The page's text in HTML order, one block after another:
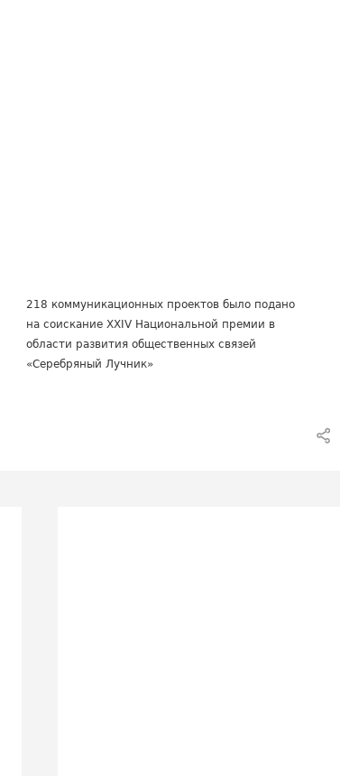
218 коммуникационных проектов было подано
на соискание XXIV Национальной премии в
области развития общественных связей
«Серебряный Лучник»